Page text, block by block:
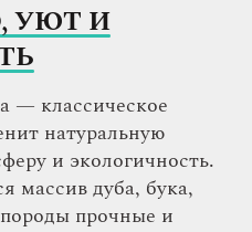
УЮТ И
— классическое
натуральную
и экологичность.
массив дуба, бука,
прочные и